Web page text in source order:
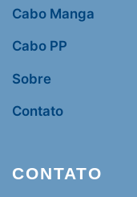
Cabo Manga
Cabo PP
Sobre
Contato
CONTATO